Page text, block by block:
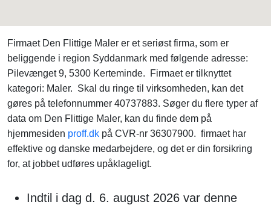
Firmaet Den Flittige Maler er et seriøst firma, som er
beliggende i region Syddanmark med følgende adresse:
Pilevænget 9, 5300 Kerteminde. Firmaet er tilknyttet
kategori: Maler. Skal du ringe til virksomheden, kan det
gøres på telefonnummer 40737883. Søger du flere typer af
data om Den Flittige Maler, kan du finde dem på
hjemmesiden proff.dk på CVR-nr 36307900. firmaet har
effektive og danske medarbejdere, og det er din forsikring
for, at jobbet udføres upåklageligt.
Indtil i dag d. 6. august 2026 var denne